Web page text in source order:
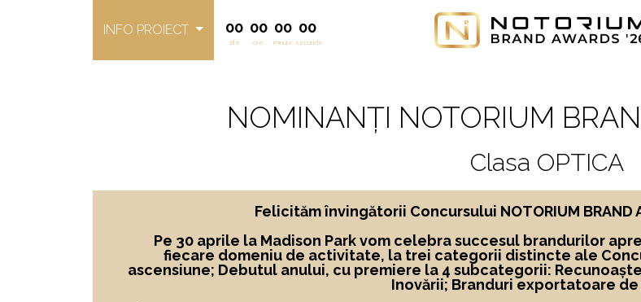
INFO PROIECT 00
zile
00
ore
00
minute
00
secunde
NOMINANȚI NOTORIUM
Clasa OPTICA
Felicităm învingătorii Concursului NOTORIUM BRAND
Pe 30 aprile la Madison Park vom celebra succesul brandurilor
fiecare domeniu de activitate, la trei categorii distincte ale
ascensiune; Debutul anului, cu premiere la 4 subcategorii:
Inovării; Branduri exportatoare de